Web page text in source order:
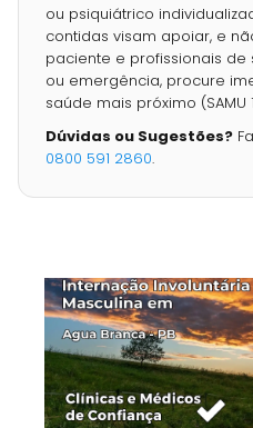
ou psiquiátrico
contidas visam apoiar, e
paciente e profissionais de
ou emergência, procure
saúde mais próximo (SAMU
Dúvidas ou Sugestões?
0800 591 2860.